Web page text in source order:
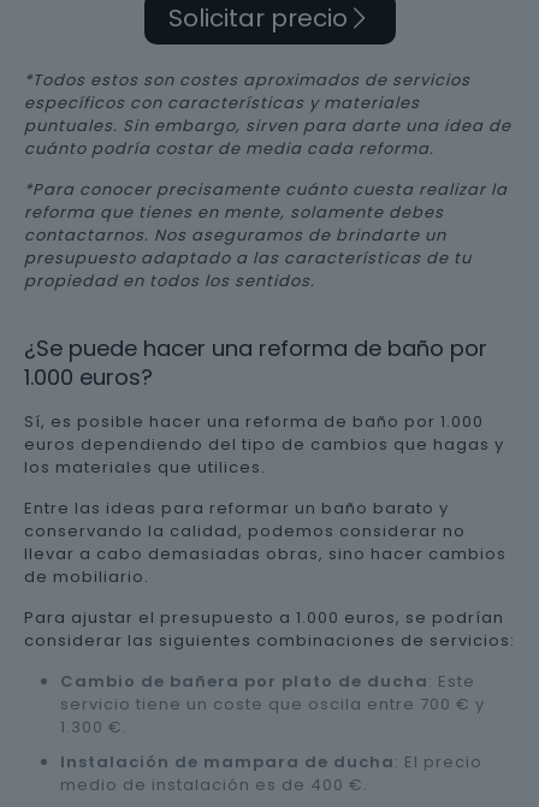
Solicitar precio
*Todos estos son costes aproximados de servicios
específicos con características y materiales
puntuales. Sin embargo, sirven para darte una idea de
cuánto podría costar de media cada reforma.
*Para conocer precisamente cuánto cuesta realizar la
reforma que tienes en mente, solamente debes
contactarnos. Nos aseguramos de brindarte un
presupuesto adaptado a las características de tu
propiedad en todos los sentidos.
¿Se puede hacer una reforma de baño por
1.000 euros?
Sí, es posible hacer una reforma de baño por 1.000
euros dependiendo del tipo de cambios que hagas y
los materiales que utilices.
Entre las ideas para reformar un baño barato y
conservando la calidad, podemos considerar no
llevar a cabo demasiadas obras, sino hacer cambios
de mobiliario.
Para ajustar el presupuesto a 1.000 euros, se podrían
considerar las siguientes combinaciones de servicios:
Cambio de bañera por plato de ducha: Este
servicio tiene un coste que oscila entre 700 € y
1.300 €.
Instalación de mampara de ducha: El precio
medio de instalación es de 400 €.